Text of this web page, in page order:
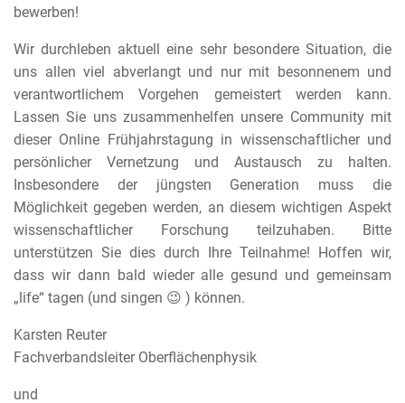
bewerben!
Wir durchleben aktuell eine sehr besondere Situation, die
uns allen viel abverlangt und nur mit besonnenem und
verantwortlichem Vorgehen gemeistert werden kann.
Lassen Sie uns zusammenhelfen unsere Community mit
dieser Online Frühjahrstagung in wissenschaftlicher und
persönlicher Vernetzung und Austausch zu halten.
Insbesondere der jüngsten Generation muss die
Möglichkeit gegeben werden, an diesem wichtigen Aspekt
wissenschaftlicher Forschung teilzuhaben. Bitte
unterstützen Sie dies durch Ihre Teilnahme! Hoffen wir,
dass wir dann bald wieder alle gesund und gemeinsam
„life“ tagen (und singen 😉 ) können.
Karsten Reuter
Fachverbandsleiter Oberflächenphysik
und